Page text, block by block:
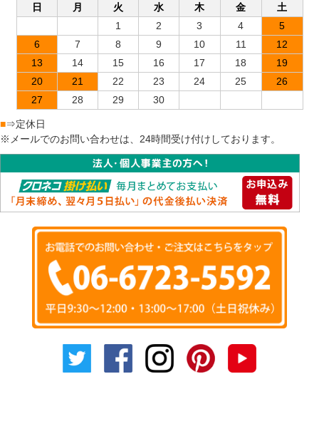
日
月 火 水 木 金
土
1
2 3 4
5
6
7 8 9 10 11
12
13
14 15 16 17 18
19
20
21 22 23 24 25
26
27
28 29 30
■⇒定休日
※メールでのお問い合わせは、24時間受け付けしております。